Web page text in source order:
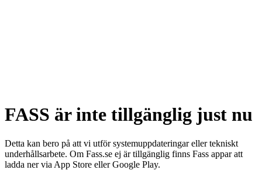
FASS är inte tillgänglig just nu
Detta kan bero på att vi utför systemuppdateringar eller tekniskt
underhållsarbete. Om Fass.se ej är tillgänglig finns Fass appar att
ladda ner via App Store eller Google Play.